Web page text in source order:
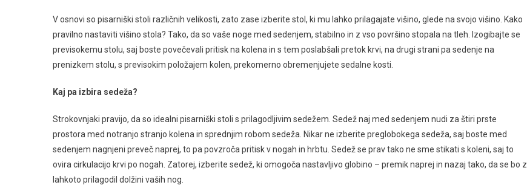
V osnovi so pisarniški stoli različnih velikosti, zato zase izberite stol, ki mu lahko prilagajate višino, glede na svojo višino. Kako
pravilno nastaviti višino stola? Tako, da so vaše noge med sedenjem, stabilno in z vso površino stopala na tleh. Izogibajte se
previsokemu stolu, saj boste povečevali pritisk na kolena in s tem poslabšali pretok krvi, na drugi strani pa sedenje na
prenizkem stolu, s previsokim položajem kolen, prekomerno obremenjujete sedalne kosti.
Kaj pa izbira sedeža?
Strokovnjaki pravijo, da so idealni pisarniški stoli s prilagodljivim sedežem. Sedež naj med sedenjem nudi za štiri prste
prostora med notranjo stranjo kolena in sprednjim robom sedeža. Nikar ne izberite preglobokega sedeža, saj boste med
sedenjem nagnjeni preveč naprej, to pa povzroča pritisk v nogah in hrbtu. Sedež se prav tako ne sme stikati s koleni, saj to
ovira cirkulacijo krvi po nogah. Zatorej, izberite sedež, ki omogoča nastavljivo globino – premik naprej in nazaj tako, da se bo z
lahkoto prilagodil dolžini vaših nog.